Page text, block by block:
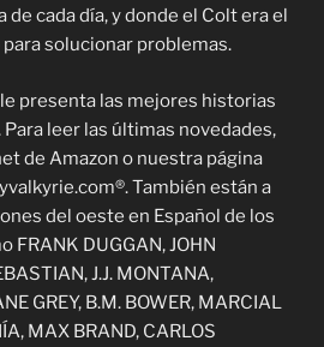
de cada día, y donde el Colt era el
solucionar problemas.
presenta las mejores historias
leer las últimas novedades,
de Amazon o nuestra página
También están a
del oeste en Español de los
FRANK DUGGAN, JOHN
J.J. MONTANA,
GREY, B.M. BOWER, MARCIAL
MAX BRAND, CARLOS